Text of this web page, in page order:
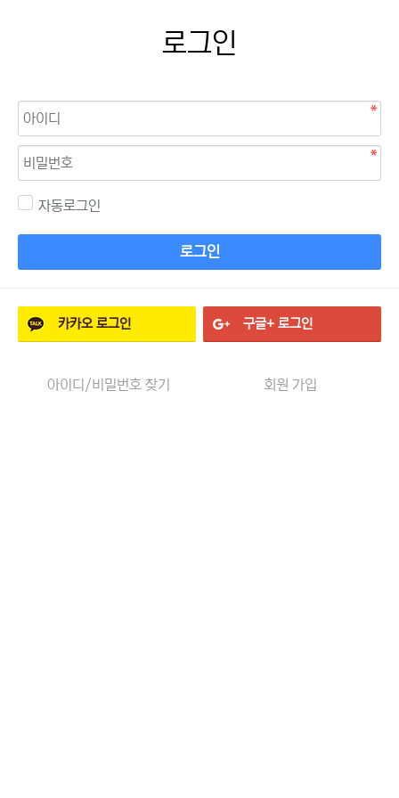
로그인
자동로그인
로그인
카카오로그인 구글+ 로그인
아이디/비밀번호 찾기 회원 가입